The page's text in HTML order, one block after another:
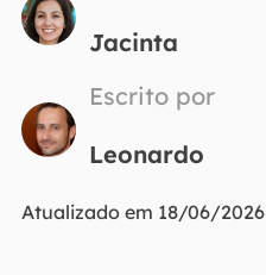
Jacinta
Escrito por
Leonardo
Atualizado em 18/06/2026